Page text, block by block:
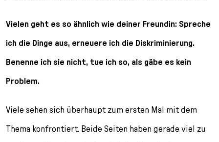
Vielen geht es so ähnlich wie deiner Freundin: Spreche
ich die Dinge aus, erneuere ich die Diskriminierung.
Benenne ich sie nicht, tue ich so, als gäbe es kein
Problem.
Viele sehen sich überhaupt zum ersten Mal mit dem
Thema konfrontiert. Beide Seiten haben gerade viel zu